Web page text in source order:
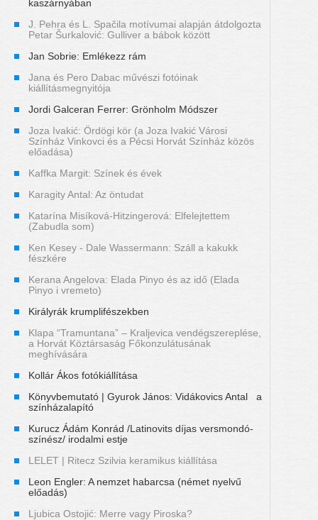
kaszárnyában
J. Pehra és L. Spačila motívumai alapján átdolgozta
Petar Šurkalović: Gulliver a bábok között
Jan Sobrie: Emlékezz rám
Jana és Pero Dabac művészi fotóinak
kiállításmegnyitója
Jordi Galceran Ferrer: Grönholm Módszer
Joza Ivakić: Ördögi kör (a Joza Ivakić Városi
Színház Vinkovci és a Pécsi Horvát Színház közös
előadása)
Kaffka Margit: Színek és évek
Karagity Antal: Az öntudat
Katarína Misíková-Hitzingerová: Elfelejtettem
(Zabudla som)
Ken Kesey - Dale Wassermann: Száll a kakukk
fészkére
Kerana Angelova: Elada Pinyo és az idő (Elada
Pinyo i vremeto)
Királyrák krumplifészekben
Klapa “Tramuntana” – Kraljevica vendégszereplése,
a Horvát Köztársaság Főkonzulátusának
meghívására
Kollár Ákos fotókiállítása
Könyvbemutató | Gyurok János: Vidákovics Antal a
színházalapító
Kurucz Ádám Konrád /Latinovits díjas versmondó-
színész/ irodalmi estje
LELET | Ritecz Szilvia keramikus kiállítása
Leon Engler: A nemzet habarcsa (német nyelvű
előadás)
Ljubica Ostojić: Merre vagy Piroska?